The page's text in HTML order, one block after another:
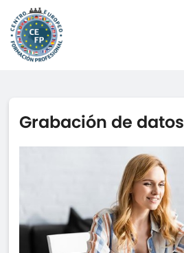
Grabación de datos